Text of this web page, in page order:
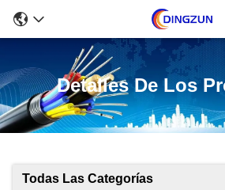
Detalles De Los
Todas Las Categorías